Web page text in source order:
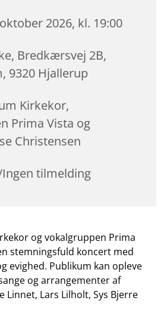
2026, kl. 19:00
Bredkærsvej 2B,
9320 Hjallerup
Kirkekor,
Prima Vista og
Christensen
tilmelding
og vokalgruppen Prima
stemningsfuld koncert med
evighed. Publikum kan opleve
og arrangementer af
Linnet, Lars Lilholt, Sys Bjerre